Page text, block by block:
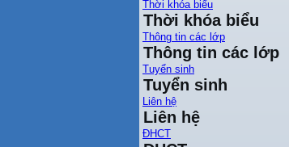
Thời khóa biểu
Thời khóa biểu
Thông tin các lớp
Thông tin các lớp
Tuyển sinh
Tuyển sinh
Liên hệ
Liên hệ
ĐHCT